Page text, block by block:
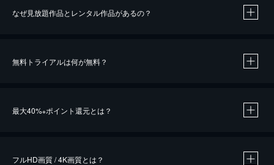
なぜ見放題作品とレンタル作品があるの？
無料トライアルは何が無料？
最大40%※ポイント還元とは？
フルHD画質 / 4K画質とは？